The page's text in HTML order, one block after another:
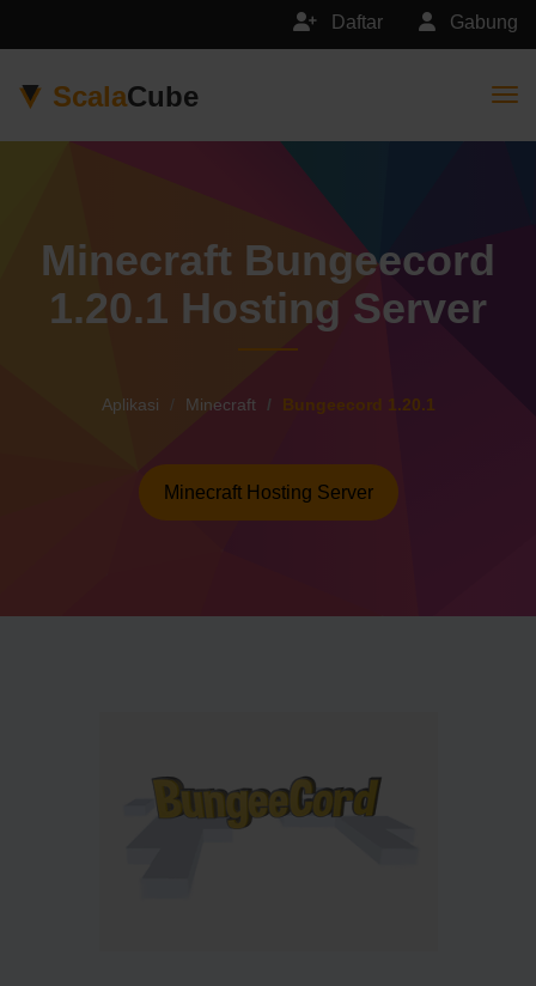
Gabung
Daftar
ScalaCube
Minecraft Bungeecord
1.20.1 Hosting Server
Aplikasi Minecraft Bungeecord 1.20.1
Minecraft Hosting Server